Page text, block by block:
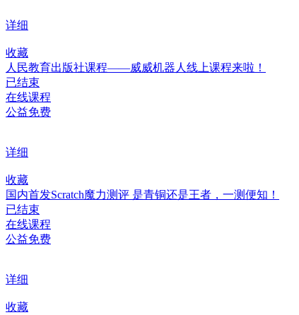
详细
收藏
人民教育出版社课程——威威机器人线上课程来啦！
已结束
在线课程
公益免费
详细
收藏
国内首发Scratch魔力测评 是青铜还是王者，一测便知！
已结束
在线课程
公益免费
详细
收藏